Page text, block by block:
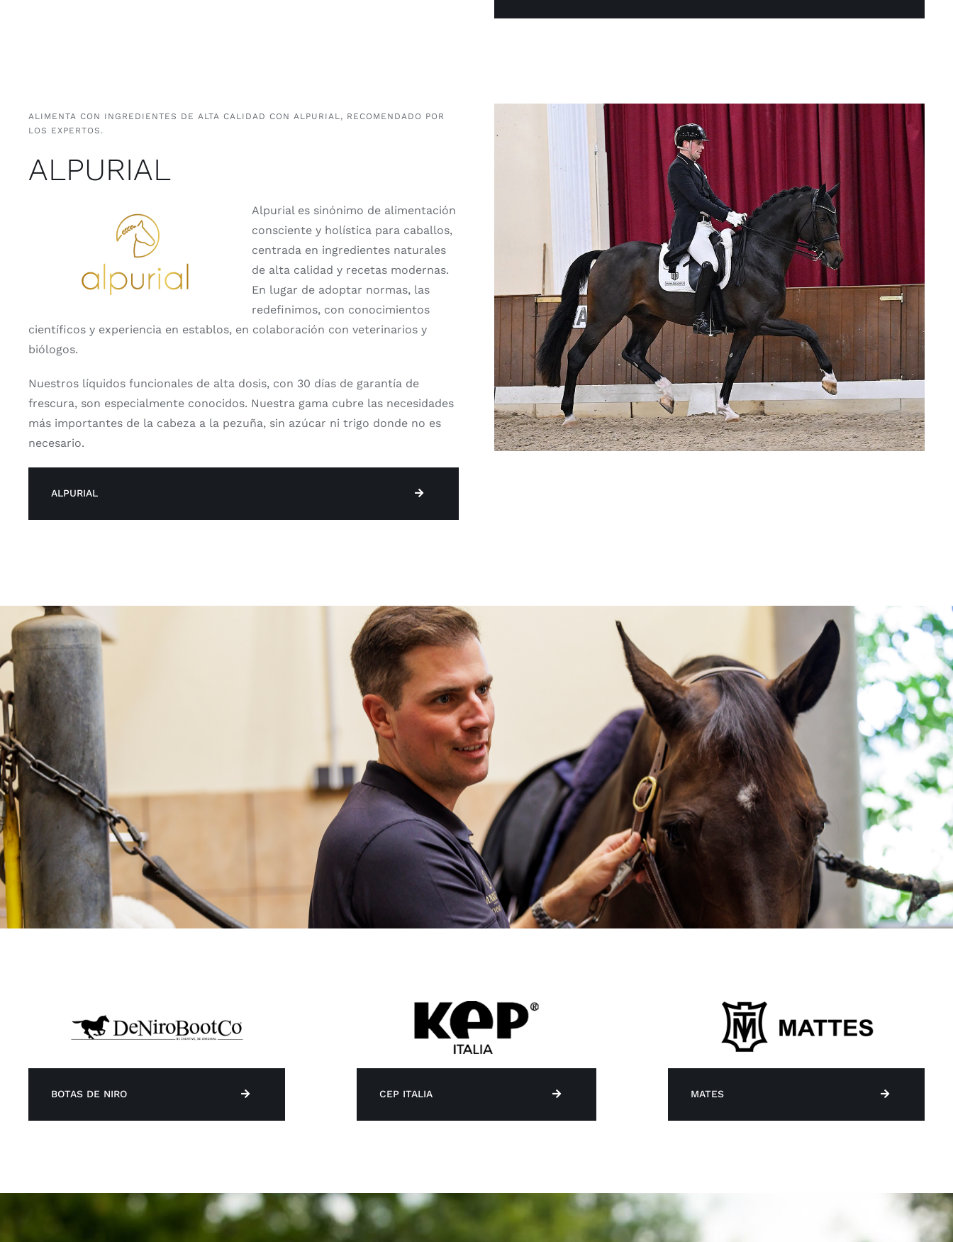
ALIMENTA CON INGREDIENTES DE ALTA CALIDAD CON ALPURIAL, RECOMENDADO POR
LOS EXPERTOS.
ALPURIAL
Alpurial es sinónimo de alimentación
consciente y holística para caballos,
centrada en ingredientes naturales
de alta calidad y recetas modernas.
En lugar de adoptar normas, las
redefinimos, con conocimientos
científicos y experiencia en establos, en colaboración con veterinarios y
biólogos.
Nuestros líquidos funcionales de alta dosis, con 30 días de garantía de
frescura, son especialmente conocidos. Nuestra gama cubre las necesidades
más importantes de la cabeza a la pezuña, sin azúcar ni trigo donde no es
necesario.
ALPURIAL
BOTAS DE NIRO CEP ITALIA MATES